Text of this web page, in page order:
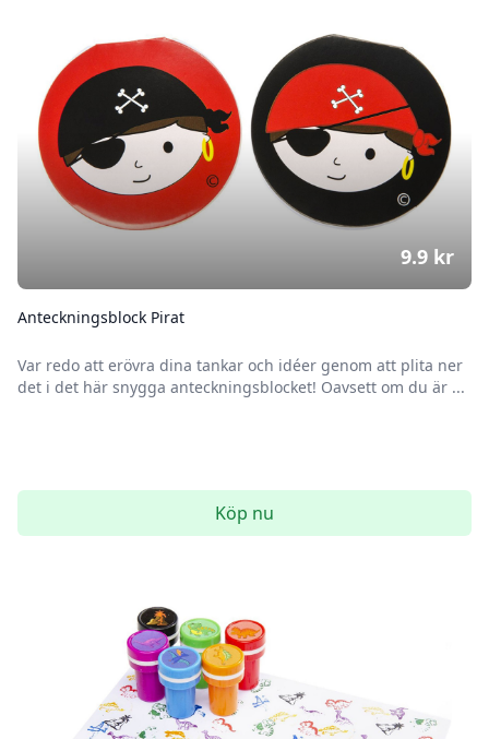
Anteckningsblock Pirat
Var redo att erövra dina tankar och idéer genom att plita ner
det i det här snygga anteckningsblocket! Oavsett om du är ...
9.9 kr
Köp nu